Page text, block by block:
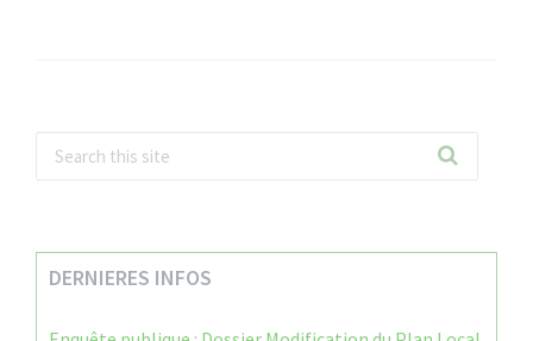
DERNIERES INFOS